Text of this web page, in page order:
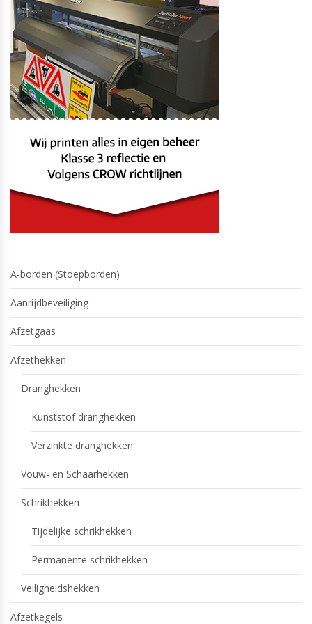
A-borden (Stoepborden)
Aanrijdbeveiliging
Afzetgaas
Afzethekken
Dranghekken
Kunststof dranghekken
Verzinkte dranghekken
Vouw- en Schaarhekken
Schrikhekken
Tijdelijke schrikhekken
Permanente schrikhekken
Veiligheidshekken
Afzetkegels